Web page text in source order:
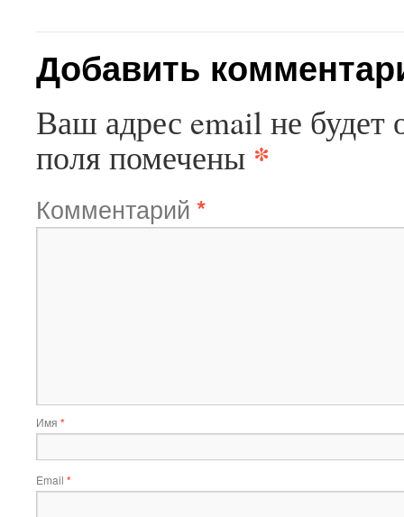
Добавить
Ваш адрес email не будет
поля помечены *
Комментарий *
Имя *
Email *